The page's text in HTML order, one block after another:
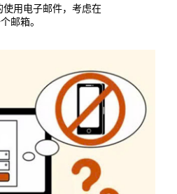
用电子邮件，考虑在
邮箱。